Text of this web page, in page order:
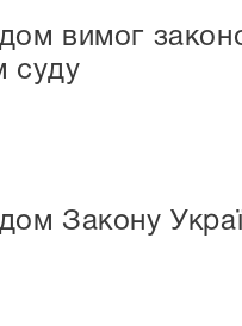
вимог
суду
Закону